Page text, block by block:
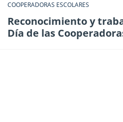
COOPERADORAS ESCOLARES
Reconocimiento y
Día de las